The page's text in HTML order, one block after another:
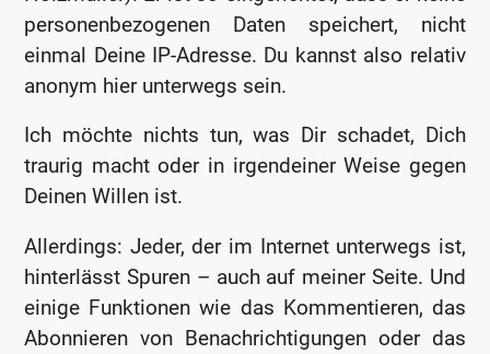
personenbezogenen Daten speichert, nicht
einmal Deine IP-Adresse. Du kannst also relativ
anonym hier unterwegs sein.
Ich möchte nichts tun, was Dir schadet, Dich
traurig macht oder in irgendeiner Weise gegen
Deinen Willen ist.
Allerdings: Jeder, der im Internet unterwegs ist,
hinterlässt Spuren – auch auf meiner Seite. Und
einige Funktionen wie das Kommentieren, das
Abonnieren von Benachrichtigungen oder das